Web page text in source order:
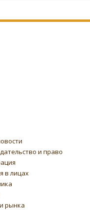
и право
в лицах
рынка